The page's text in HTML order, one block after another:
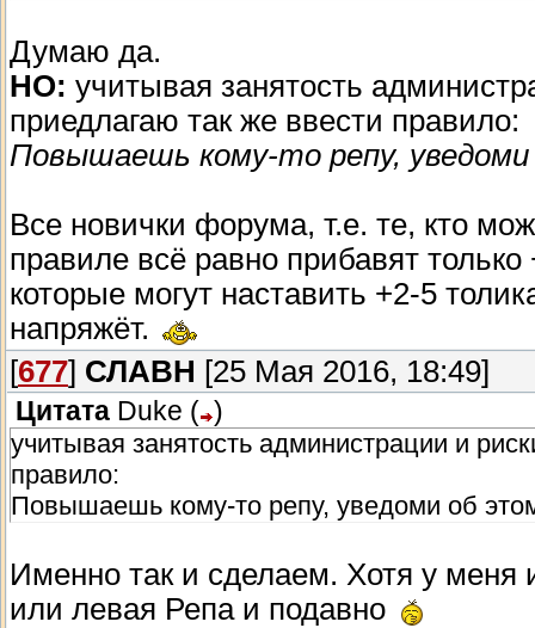
Думаю да.
НО: учитывая занятость
приедлагаю так же ввести правило:
Повышаешь кому-то репу,
Все новички форума, т.е. те, кто
правиле всё равно прибавят
которые могут наставить +2-5
напряжёт.
[677] СЛАВН [25 Мая 2016, 18:49]
Цитата Duke ( )
учитывая занятость администрации и
правило:
Повышаешь кому-то репу, уведоми об
Именно так и сделаем. Хотя у
или левая Репа и подавно